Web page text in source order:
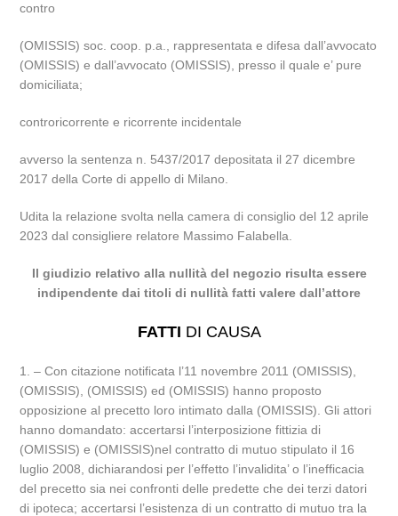
contro
(OMISSIS) soc. coop. p.a., rappresentata e difesa dall’avvocato
(OMISSIS) e dall’avvocato (OMISSIS), presso il quale e’ pure
domiciliata;
controricorrente e ricorrente incidentale
avverso la sentenza n. 5437/2017 depositata il 27 dicembre
2017 della Corte di appello di Milano.
Udita la relazione svolta nella camera di consiglio del 12 aprile
2023 dal consigliere relatore Massimo Falabella.
Il giudizio relativo alla nullità del negozio risulta essere
indipendente dai titoli di nullità fatti valere dall’attore
FATTI DI CAUSA
1. – Con citazione notificata l’11 novembre 2011 (OMISSIS),
(OMISSIS), (OMISSIS) ed (OMISSIS) hanno proposto
opposizione al precetto loro intimato dalla (OMISSIS). Gli attori
hanno domandato: accertarsi l’interposizione fittizia di
(OMISSIS) e (OMISSIS)nel contratto di mutuo stipulato il 16
luglio 2008, dichiarandosi per l’effetto l’invalidita’ o l’inefficacia
del precetto sia nei confronti delle predette che dei terzi datori
di ipoteca; accertarsi l’esistenza di un contratto di mutuo tra la